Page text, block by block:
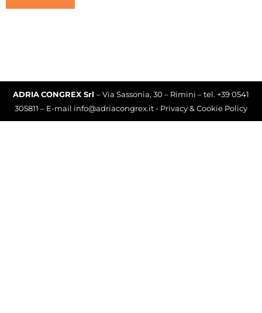
ADRIACONGREX Srl – Via Sassonia, 30 – Rimini – tel. +39 0541
305811 – E-mail info@adriacongrex.it - Privacy & Cookie Policy